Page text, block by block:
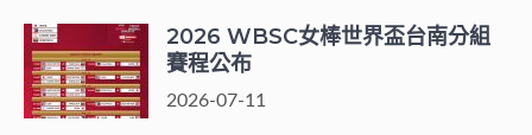
2026 WBSC女棒世界盃台南分組
賽程公布
2026-07-11